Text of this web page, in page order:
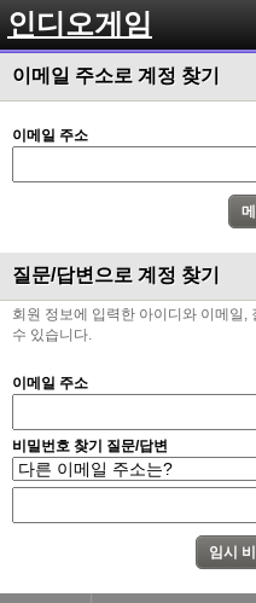
인디오게임
이메일 주소로 계정 찾기
이메일 주소
질문/답변으로 계정 찾기
회원 정보에 입력한 아이디와 이메일,
수 있습니다.
이메일 주소
비밀번호 찾기 질문/답변